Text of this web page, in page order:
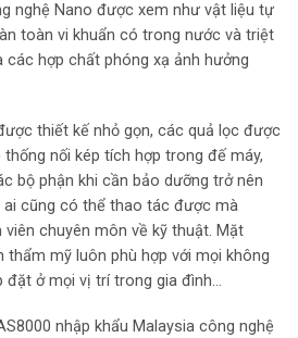
nghệ Nano được xem như vật liệu tự
toàn vi khuẩn có trong nước và triệt
hợp chất phóng xạ ảnh hưởng
thiết kế nhỏ gọn, các quả lọc được
thống nối kép tích hợp trong đế máy,
bộ phận khi cần bảo dưỡng trở nên
ai cũng có thể thao tác được mà
chuyên môn về kỹ thuật. Mặt
thẩm mỹ luôn phù hợp với mọi không
đặt ở mọi vị trí trong gia đình…
nhập khẩu Malaysia công nghệ